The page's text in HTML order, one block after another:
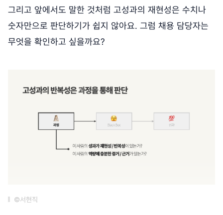
그리고 앞에서도 말한 것처럼 고성과의 재현성은 수치나
숫자만으로 판단하기가 쉽지 않아요. 그럼 채용 담당자는
무엇을 확인하고 싶을까요?
©서현직